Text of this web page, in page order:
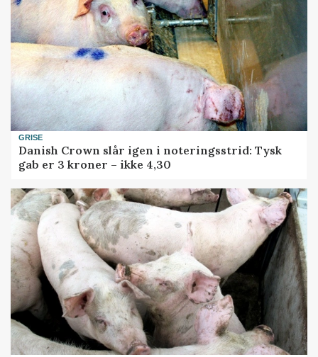
GRISE
Danish Crown slår igen i noteringsstrid: Tysk
gab er 3 kroner – ikke 4,30